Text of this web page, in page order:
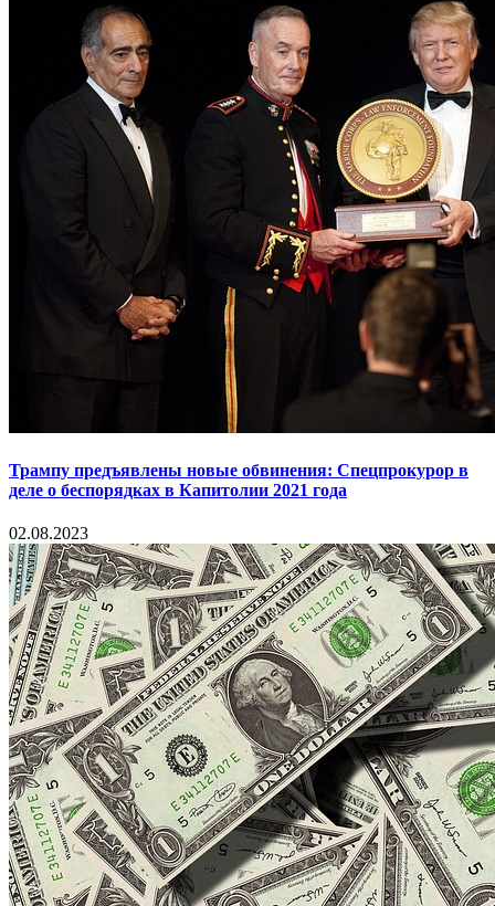
Трампу предъявлены новые обвинения: Спецпрокурор в
деле о беспорядках в Капитолии 2021 года
02.08.2023